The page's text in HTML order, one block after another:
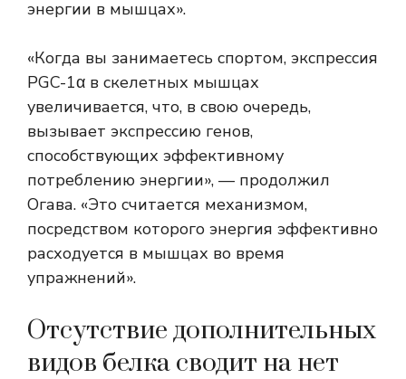
энергии в мышцах».
«Когда вы занимаетесь спортом, экспрессия
PGC-1α в скелетных мышцах
увеличивается, что, в свою очередь,
вызывает экспрессию генов,
способствующих эффективному
потреблению энергии», — продолжил
Огава. «Это считается механизмом,
посредством которого энергия эффективно
расходуется в мышцах во время
упражнений».
Отсутствие дополнительных
видов белка сводит на нет